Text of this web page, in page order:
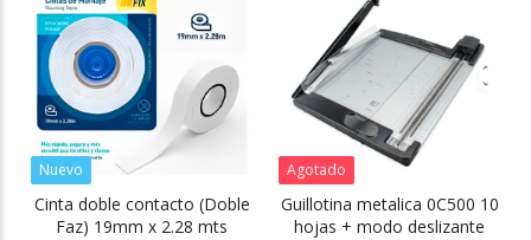
Nuevo
Cinta doble contacto (Doble
Faz) 19mm x 2.28 mts
Agotado
Guillotina metalica 0C500 10
hojas + modo deslizante